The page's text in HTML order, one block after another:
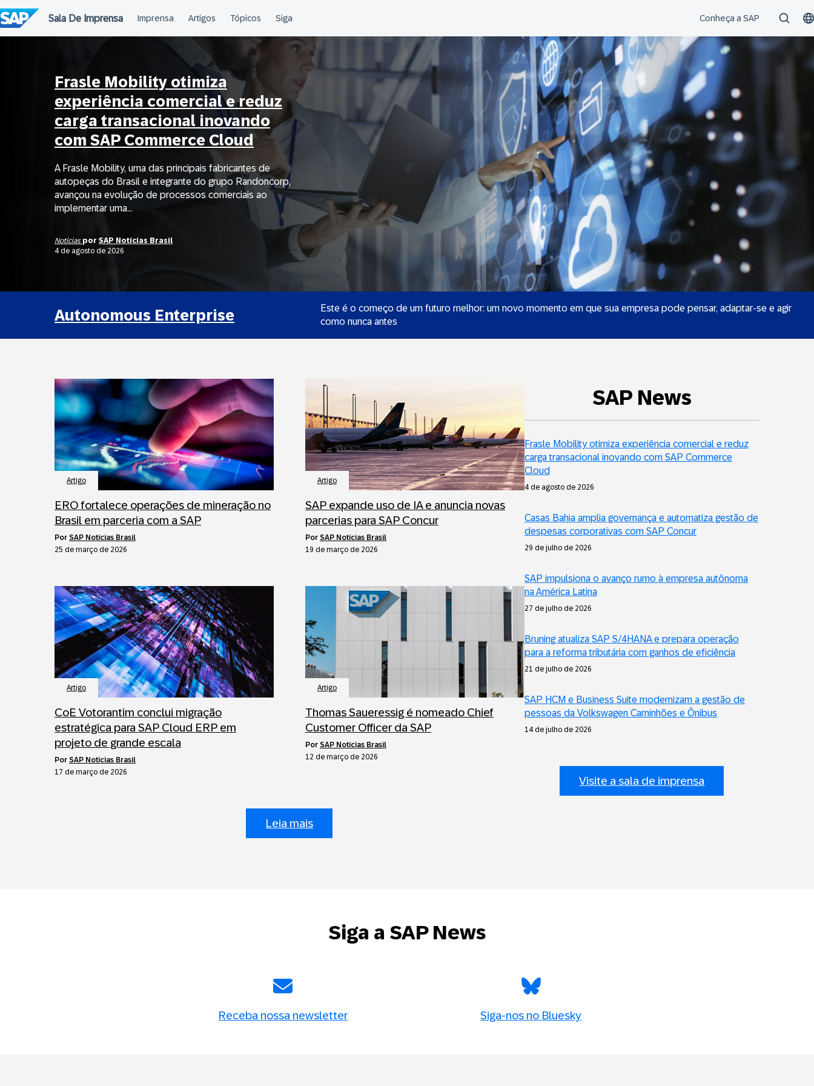
para
o
conteúdo
Frasle Mobility otimiza
experiência comercial e reduz
carga transacional inovando
com SAP Commerce Cloud
A Frasle Mobility, uma das principais fabricantes de
autopeças do Brasil e integrante do grupo Randoncorp,
avançou na evolução de processos comerciais ao
implementar uma...
Notícias por SAP Notícias Brasil
4 de agosto de 2026
Autonomous Enterprise
Este é o começo de um futuro melhor: um novo momento em que sua empresa pode pensar, adaptar-se e agir
como nunca antes
Artigo
ERO fortalece operações de mineração no
Brasil em parceria com a SAP
por SAP Notícias Brasil
25 de março de 2026
Artigo
SAP expande uso de IA e anuncia novas
parcerias para SAP Concur
por SAP Notícias Brasil
19 de março de 2026
Artigo
CoE Votorantim conclui migração
estratégica para SAP Cloud ERP em
projeto de grande escala
por SAP Notícias Brasil
17 de março de 2026
Artigo
Thomas Saueressig é nomeado Chief
Customer Officer da SAP
por SAP Notícias Brasil
12 de março de 2026
Leia mais
SAP News
Frasle Mobility otimiza experiência comercial e reduz
carga transacional inovando com SAP Commerce
Cloud
4 de agosto de 2026
Casas Bahia amplia governança e automatiza gestão de
despesas corporativas com SAP Concur
29 de julho de 2026
SAP impulsiona o avanço rumo à empresa autônoma
na América Latina
27 de julho de 2026
Bruning atualiza SAP S/4HANA e prepara operação
para a reforma tributária com ganhos de eficiência
21 de julho de 2026
SAP HCM e Business Suite modernizam a gestão de
pessoas da Volkswagen Caminhões e Ônibus
14 de julho de 2026
Visite a sala de imprensa
Siga a SAP News
Receba nossa newsletter Siga-nos no Bluesky